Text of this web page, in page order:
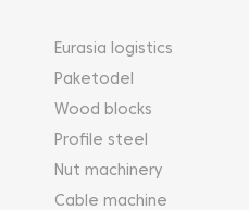
Eurasia logistics
Paketodel
Wood blocks
Profile steel
Nut machinery
Cable machine